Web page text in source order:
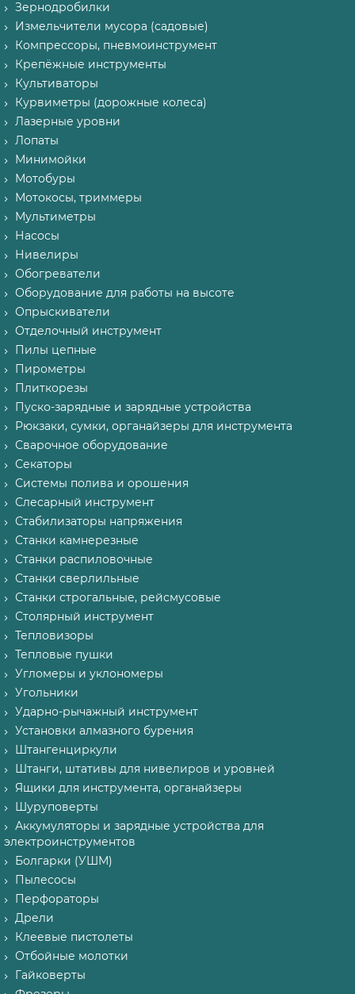
Зернодробилки
Измельчители мусора (садовые)
Компрессоры, пневмоинструмент
Крепёжные инструменты
Культиваторы
Курвиметры (дорожные колеса)
Лазерные уровни
Лопаты
Минимойки
Мотобуры
Мотокосы, триммеры
Мультиметры
Насосы
Нивелиры
Обогреватели
Оборудование для работы на высоте
Опрыскиватели
Отделочный инструмент
Пилы цепные
Пирометры
Плиткорезы
Пуско-зарядные и зарядные устройства
Рюкзаки, сумки, органайзеры для инструмента
Сварочное оборудование
Секаторы
Системы полива и орошения
Слесарный инструмент
Стабилизаторы напряжения
Станки камнерезные
Станки распиловочные
Станки сверлильные
Станки строгальные, рейсмусовые
Столярный инструмент
Тепловизоры
Тепловые пушки
Угломеры и уклономеры
Угольники
Ударно-рычажный инструмент
Установки алмазного бурения
Штангенциркули
Штанги, штативы для нивелиров и уровней
Ящики для инструмента, органайзеры
Шуруповерты
Аккумуляторы и зарядные устройства для
электроинструментов
Болгарки (УШМ)
Пылесосы
Перфораторы
Дрели
Клеевые пистолеты
Отбойные молотки
Гайковерты